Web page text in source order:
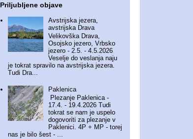
Priljubljene objave
Avstrijska jezera,
avstrijska Drava
Velikovška Drava,
Osojsko jezero, Vrbsko
jezero - 2.5. - 4.5.2026
Veselje do veslanja naju
je tokrat spravilo na avstrijska jezera.
Tudi Dra...
Paklenica
Plezanje Paklenica -
17.4. - 19.4.2026 Tudi
tokrat se nam je uspelo
dogovoriti za plezanje v
Paklenici. 4P + MP - torej
nas je bilo šest - ...